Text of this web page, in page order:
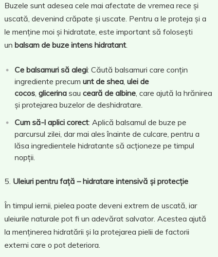
Buzele sunt adesea cele mai afectate de vremea rece și
uscată, devenind crăpate și uscate. Pentru a le proteja și a
le menține moi și hidratate, este important să folosești
un balsam de buze intens hidratant.
Ce balsamuri să alegi: Căută balsamuri care conțin
ingrediente precum unt de shea, ulei de
cocos, glicerinasau ceară de albine, care ajută la hrănirea
și protejarea buzelor de deshidratare.
Cum să-l aplici corect: Aplică balsamul de buze pe
parcursul zilei, dar mai ales înainte de culcare, pentru a
lăsa ingredientele hidratante să acționeze pe timpul
nopții.
Uleiuri pentru față – hidratare intensivă și protecție
În timpul iernii, pielea poate deveni extrem de uscată, iar
uleiurile naturale pot fi un adevărat salvator. Acestea ajută
la menținerea hidratării și la protejarea pielii de factorii
externi care o pot deteriora.